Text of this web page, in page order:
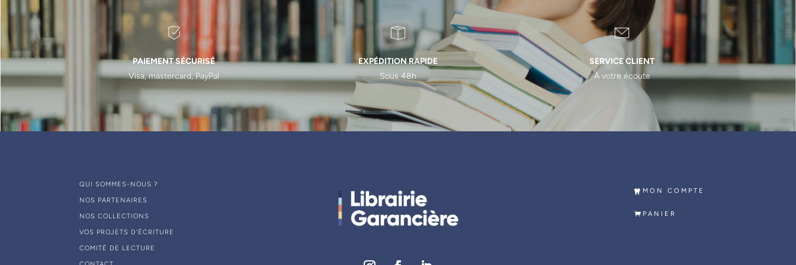
PAIEMENT SÉCURISÉ
Visa, mastercard, PayPal
EXPÉDITION RAPIDE
Sous 48h
SERVICE CLIENT
À votre écoute
QUI SOMMES-NOUS ?
NOS PARTENAIRES
NOS COLLECTIONS
VOS PROJETS D’ÉCRITURE
COMITÉ DE LECTURE
MON COMPTE
PANIER